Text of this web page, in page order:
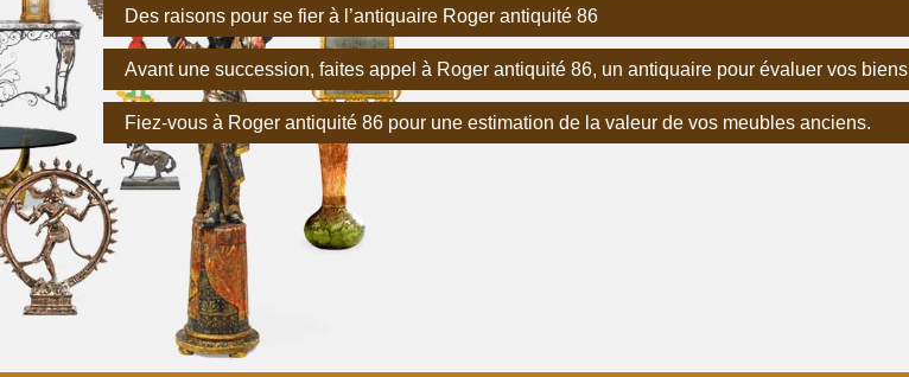
Des raisons pour se fier à l’antiquaire Roger antiquité 86
Avant une succession, faites appel à Roger antiquité 86, un antiquaire pour évaluer vos biens
Fiez-vous à Roger antiquité 86 pour une estimation de la valeur de vos meubles anciens.